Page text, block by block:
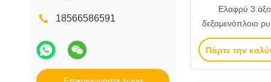
18566586591
Ελαφρύ 3
δεξαμενόπλοιο
χάλυβα 30 τόνων
ημιτελή
Πάρτε την